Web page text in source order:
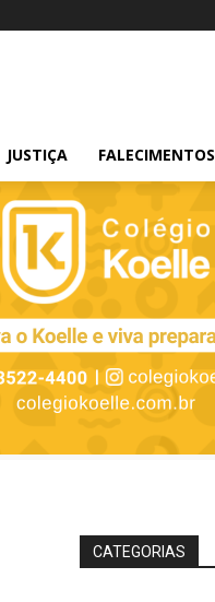
JUSTIÇA FALECIMENTOS
CATEGORIAS